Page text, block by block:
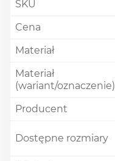
SKU
Cena
Materiał
Materiał
(wariant/oznaczenie)
Producent
Dostępne rozmiary